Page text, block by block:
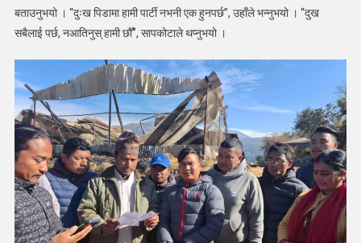
बताउनुभयो । “दुःख पिडामा हामी पार्टी नभनी एक हुनपर्छ”, उहाँले भन्नुभयो । “दुख
सबैलाई पर्छ, नआतिनुस् हामी छौँ”, सापकोटाले थप्नुभयो ।